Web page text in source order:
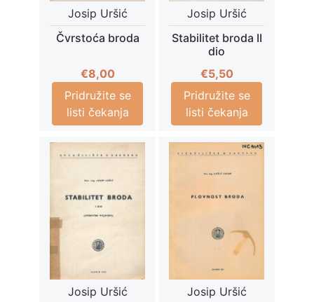
Josip Uršić
Čvrstoća broda
€8,00
Pridružite se
listi čekanja
Josip Uršić
Stabilitet broda II
dio
€5,50
Pridružite se
listi čekanja
Josip Uršić Josip Uršić